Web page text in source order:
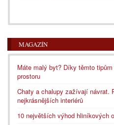
MAGAZÍN
Máte malý byt? Díky těmto
prostoru
Chaty a chalupy zažívají návrat.
nejkrásnějších interiérů
10 největších výhod hliníkových